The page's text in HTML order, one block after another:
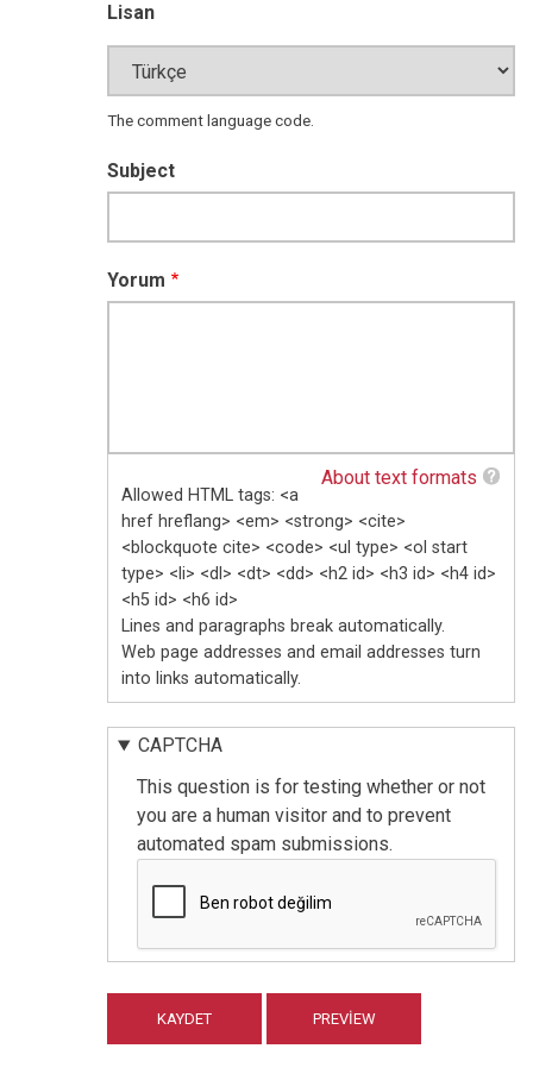
Lisan
The comment language code.
Subject
Yorum
About text formats
Allowed HTML tags: <a
href hreflang> <em> <strong> <cite>
<blockquote cite> <code> <ul type> <ol start
type> <li> <dl> <dt> <dd> <h2 id> <h3 id> <h4 id>
<h5 id> <h6 id>
Lines and paragraphs break automatically.
Web page addresses and email addresses turn
into links automatically.
CAPTCHA
This question is for testing whether or not
you are a human visitor and to prevent
automated spam submissions.